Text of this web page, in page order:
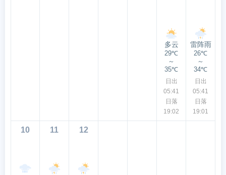
多云
29℃
～
35℃
日出
05:41
日落
19:02
雷阵雨
26℃
～
34℃
日出
05:41
日落
19:01
10 11 12